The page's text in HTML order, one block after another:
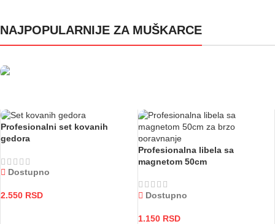
NAJPOPULARNIJE ZA MUŠKARCE
Kvalitet na koji možeš da računaš
Profesionalni set kovanih
gedora
Dostupno
2.550 RSD
Profesionalna libela sa
magnetom 50cm
Dostupno
1.150 RSD